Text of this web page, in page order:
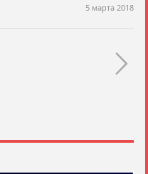
5 марта 2018